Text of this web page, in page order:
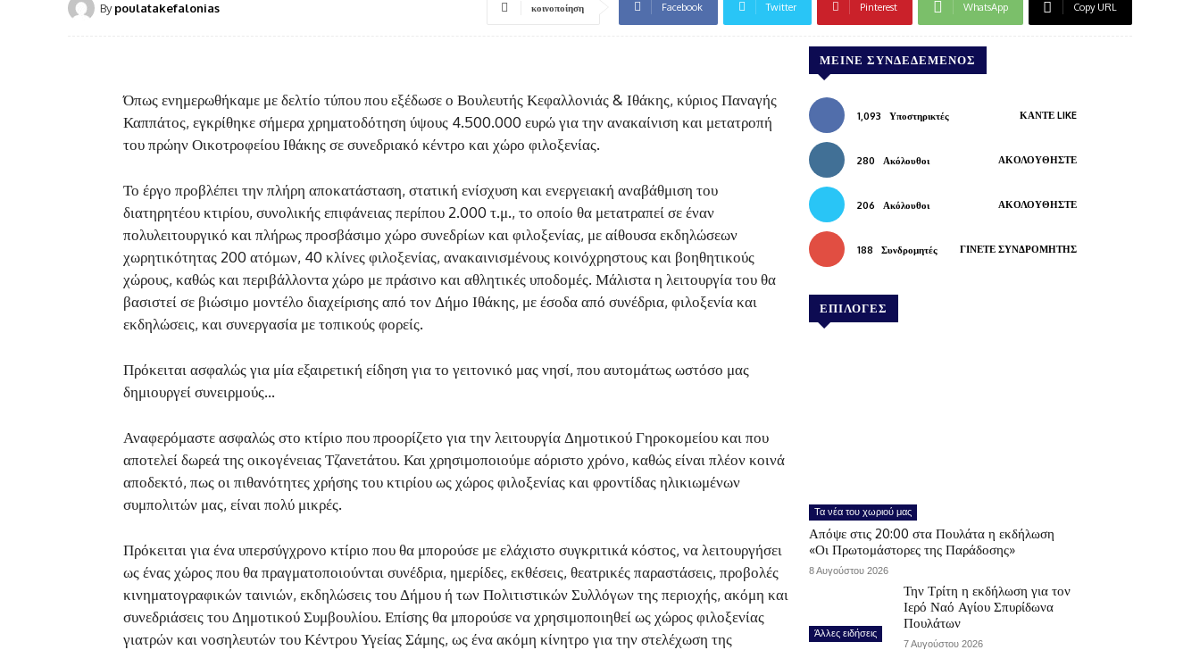
By poulatakefalonias κοινοποίηση Facebook Twitter Pinterest WhatsApp Copy URL
Όπως ενημερωθήκαμε με δελτίο τύπου που εξέδωσε ο Βουλευτής Κεφαλλονιάς & Ιθάκης, κύριος Παναγής
Καππάτος, εγκρίθηκε σήμερα χρηματοδότηση ύψους 4.500.000 ευρώ για την ανακαίνιση και μετατροπή
του πρώην Οικοτροφείου Ιθάκης σε συνεδριακό κέντρο και χώρο φιλοξενίας.
Το έργο προβλέπει την πλήρη αποκατάσταση, στατική ενίσχυση και ενεργειακή αναβάθμιση του
διατηρητέου κτιρίου, συνολικής επιφάνειας περίπου 2.000 τ.μ., το οποίο θα μετατραπεί σε έναν
πολυλειτουργικό και πλήρως προσβάσιμο χώρο συνεδρίων και φιλοξενίας, με αίθουσα εκδηλώσεων
χωρητικότητας 200 ατόμων, 40 κλίνες φιλοξενίας, ανακαινισμένους κοινόχρηστους και βοηθητικούς
χώρους, καθώς και περιβάλλοντα χώρο με πράσινο και αθλητικές υποδομές. Μάλιστα η λειτουργία του θα
βασιστεί σε βιώσιμο μοντέλο διαχείρισης από τον Δήμο Ιθάκης, με έσοδα από συνέδρια, φιλοξενία και
εκδηλώσεις, και συνεργασία με τοπικούς φορείς.
Πρόκειται ασφαλώς για μία εξαιρετική είδηση για το γειτονικό μας νησί, που αυτομάτως ωστόσο μας
δημιουργεί συνειρμούς…
Αναφερόμαστε ασφαλώς στο κτίριο που προορίζετο για την λειτουργία Δημοτικού Γηροκομείου και που
αποτελεί δωρεά της οικογένειας Τζανετάτου. Και χρησιμοποιούμε αόριστο χρόνο, καθώς είναι πλέον κοινά
αποδεκτό, πως οι πιθανότητες χρήσης του κτιρίου ως χώρος φιλοξενίας και φροντίδας ηλικιωμένων
συμπολιτών μας, είναι πολύ μικρές.
Πρόκειται για ένα υπερσύγχρονο κτίριο που θα μπορούσε με ελάχιστο συγκριτικά κόστος, να λειτουργήσει
ως ένας χώρος που θα πραγματοποιούνται συνέδρια, ημερίδες, εκθέσεις, θεατρικές παραστάσεις, προβολές
κινηματογραφικών ταινιών, εκδηλώσεις του Δήμου ή των Πολιτιστικών Συλλόγων της περιοχής, ακόμη και
συνεδριάσεις του Δημοτικού Συμβουλίου. Επίσης θα μπορούσε να χρησιμοποιηθεί ως χώρος φιλοξενίας
γιατρών και νοσηλευτών του Κέντρου Υγείας Σάμης, ως ένα ακόμη κίνητρο για την στελέχωση της
ΜΕΊΝΕ ΣΥΝΔΕΔΕΜΈΝΟΣ
1,093 Υποστηρικτές ΚΆΝΤΕ LIKE
280 Ακόλουθοι ΑΚΟΛΟΥΘΉΣΤΕ
206 Ακόλουθοι ΑΚΟΛΟΥΘΉΣΤΕ
188 Συνδρομητές ΓΊΝΕΤΕ ΣΥΝΔΡΟΜΗΤΉΣ
ΕΠΙΛΟΓΕΣ
Τα νέα του χωριού μας
Απόψε στις 20:00 στα Πουλάτα η εκδήλωση
«Οι Πρωτομάστορες της Παράδοσης»
8 Αυγούστου 2026
Άλλες ειδήσεις
Την Τρίτη η εκδήλωση για τον
Ιερό Ναό Αγίου Σπυρίδωνα
Πουλάτων
7 Αυγούστου 2026